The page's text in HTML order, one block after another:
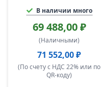
В наличии много
69 488,00 ₽
(Наличными)
71 552,00 ₽
(По счету с НДС 22% или по
QR-коду)